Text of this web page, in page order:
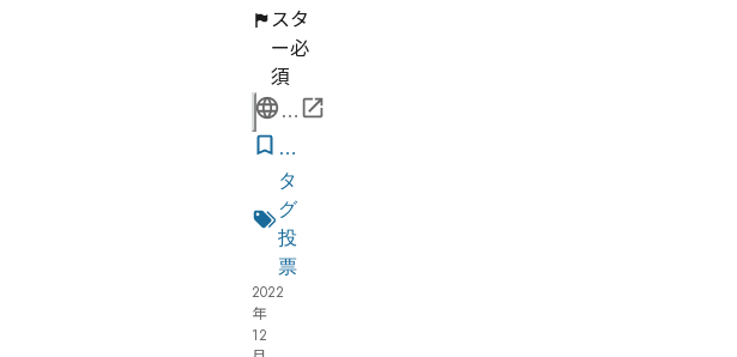
スタ
ー必
須
公
ペ
ー
ジ
気
に
な
る
リ
ス
タ
グ
投
票
2022
年
12